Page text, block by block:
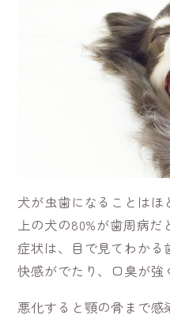
犬が虫歯になることは
上の犬の80%が歯周病だ
症状は、目で見てわか
快感がでたり、口臭が強
悪化すると顎の骨まで